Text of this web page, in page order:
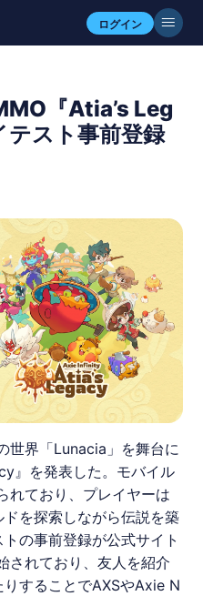
ログイン
『Atia’s Leg
スト事前登録
界「Lunacia」を舞台に
』を発表した。モバイル
れており、プレイヤーは
を探索しながら伝説を築
の事前登録が公式サイト
されており、友人を紹介
することでAXSやAxie N